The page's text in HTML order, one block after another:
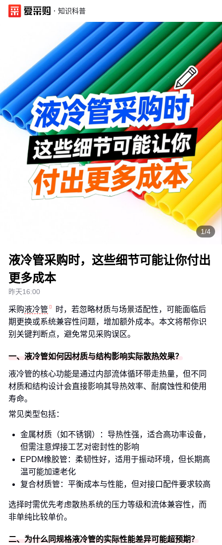
· 知识科普
1/4
液冷管采购时，这些细节可能让你付出
更多成本
昨天16:00
采购液冷管
时，若忽略材质与场景适配性，可能面临后
期更换或系统兼容性问题，增加额外成本。本文将帮你识
别关键判断点，避免常见采购误区。
一、液冷管如何因材质与结构影响实际散热效果？
液冷管的核心功能是通过内部流体循环带走热量，但不同
材质和结构设计会直接影响其导热效率、耐腐蚀性和使用
寿命。
常见类型包括：
金属材质（如不锈钢）：导热性强，适合高功率设备，
但需注意焊接工艺对密封性的影响
EPDM橡胶管：柔韧性好，适用于振动环境，但长期高
温可能加速老化
复合材质管：平衡成本与性能，但对接口配件要求较高
选择时需优先考虑散热系统的压力等级和流体兼容性，而
非单纯比较单价。
二、为什么同规格液冷管的实际性能差异可能超预期？